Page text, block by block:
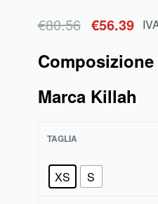
€80.56 €56.39
Marca Killah
TAGLIA
XS S